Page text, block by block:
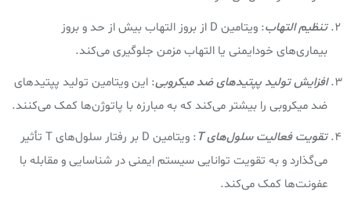
تنظیم التهاب
: ویتامین D از بروز التهاب بیش از حد و بروز
بیماری‌های خودایمنی یا التهاب مزمن جلوگیری می‌کند.
افزایش تولید پپتیدهای ضد میکروبی: این ویتامین تولید پپتیدهای
ضد میکروبی را بیشتر می‌کند که به مبارزه با پاتوژن‌ها کمک می‌کنند.
تقویت فعالیت سلول‌های T
: ویتامین D بر رفتار سلول‌های T تأثیر
می‌گذارد و به تقویت توانایی سیستم ایمنی در شناسایی و مقابله با
عفونت‌ها کمک می‌کند.